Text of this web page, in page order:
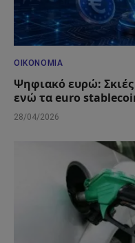
ΟΙΚΟΝΟΜΊΑ
Ψηφιακό ευρώ:
ενώ τα euro
28/04/2026